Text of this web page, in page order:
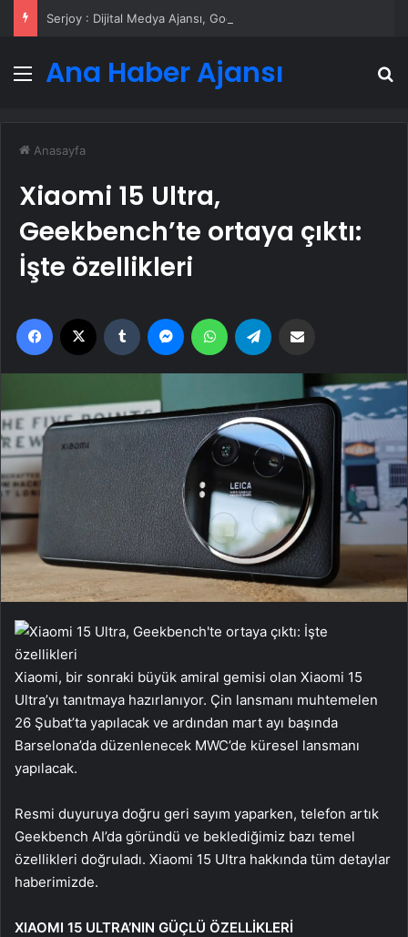
Menü
Ana Haber Ajansı
Anasayfa
Xiaomi 15 Ultra,
Geekbench’te ortaya çıktı:
İşte özellikleri
Facebook Tumblr MessengerWhatsApp
Xiaomi, bir sonraki büyük amiral gemisi olan Xiaomi 15
Ultra’yı tanıtmaya hazırlanıyor. Çin lansmanı muhtemelen
26 Şubat’ta yapılacak ve ardından mart ayı başında
Barselona’da düzenlenecek MWC’de küresel lansmanı
yapılacak.
Resmi duyuruya doğru geri sayım yaparken, telefon artık
Geekbench AI’da göründü ve beklediğimiz bazı temel
özellikleri doğruladı. Xiaomi 15 Ultra hakkında tüm detaylar
haberimizde.
XIAOMI 15 ULTRA’NIN GÜÇLÜ ÖZELLİKLERİ